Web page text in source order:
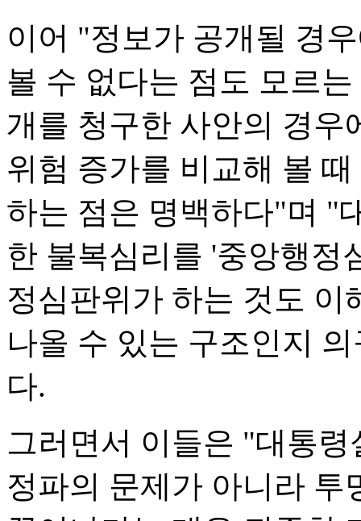
이어 "정보가 공개될 경
볼 수 없다는 점도 모르
개를 청구한 사안의 경우
위험 증가를 비교해 볼
하는 점은 명백하다"며 "
한 불복심리를 '중앙행정
정심판위가 하는 것도 이
나올 수 있는 구조인지
다.
그러면서 이들은 "대통
정파의 문제가 아니라 투